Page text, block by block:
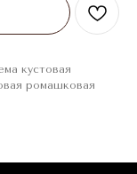
кустовая
ромашковая